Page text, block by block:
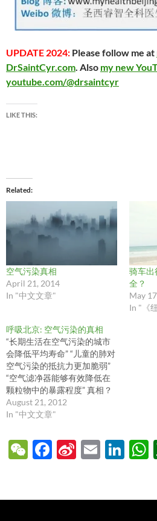
UPDATE 2024: Please follow me at
DrSaintCyr.com. Also my new
youtube.com/@drsaintcyr
LIKE THIS:
Related
空气污染真相
April 21, 2014
In "中文文章"
骑车出
全？
May
In "《
呼吸北京: 空气污染的真相
“长期生活在空气污染的城市
会降低平均寿命” “儿童的肺对
空气污染的抵抗力更加脆弱”
“空气滤净器能够有效降低在
颗粒物中的暴露程度” 真相？
想象？
August 21, 2012
In "中文文章"
W
h
F
b
Si
W
E
Li
e s